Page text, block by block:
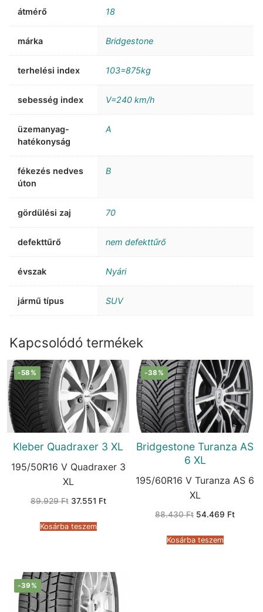
átmérő 18
márka Bridgestone
terhelési index 103=875kg
sebesség index V=240 km/h
üzemanyag-
hatékonyság
A
fékezés nedves
úton
B
gördülési zaj 70
defekttűrő nem defekttűrő
évszak Nyári
jármű típus SUV
Kapcsolódó termékek
-58%
Kleber Quadraxer 3 XL
195/50R16 V Quadraxer 3
XL
89.929Ft Original
89.929 Ft.
37.551 FtCurrent
Kosárba teszem
-38%
Bridgestone Turanza AS
6 XL
195/60R16 V Turanza AS 6
XL
88.430Ft Original
88.430 Ft.
54.469 FtCurrent
Kosárba teszem
-39%